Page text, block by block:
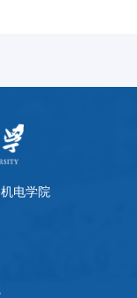
电学院